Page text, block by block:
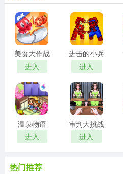
美食大作战
进入
进击的小兵
进入
温泉物语
进入
审判大挑战
进入
热门推荐